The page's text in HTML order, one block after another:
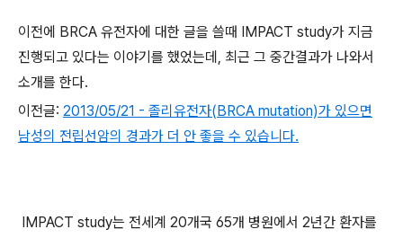
이전에 BRCA 유전자에 대한 글을 쓸때 IMPACT study가 지금
진행되고 있다는 이야기를 했었는데, 최근 그 중간결과가 나와서
소개를 한다.
이전글: 2013/05/21 - 졸리유전자(BRCA mutation)가 있으면
남성의 전립선암의 경과가 더 안 좋을 수 있습니다.
IMPACT study는 전세계 20개국 65개 병원에서 2년간 환자를